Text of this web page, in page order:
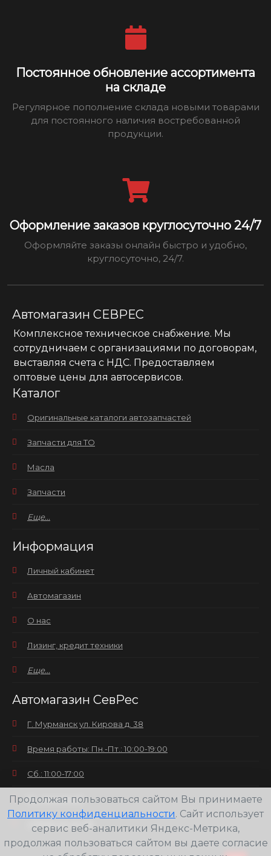
Постоянное обновление ассортимента
на складе
Регулярное пополнение склада новыми товарами
для постоянного наличия востребованной
продукции.
Оформление заказов круглосуточно 24/7
Оформляйте заказы онлайн быстро и удобно,
круглосуточно, 24/7.
Автомагазин СЕВРЕС
Комплексное техническое снабжение. Мы
сотрудничаем с организациями по договорам,
выставляя счета с НДС. Предоставляем
оптовые цены для автосервисов.
Каталог
Оригинальные каталоги автозапчастей
Запчасти для ТО
Масла
Запчасти
Еще...
Информация
Личный кабинет
Автомагазин
О нас
Лизинг, кредит техники
Еще...
Автомагазин СевРес
Г. Мурманск ул. Кирова д. 38
Время работы: Пн.-Пт.: 10:00-19:00
Сб.: 11:00-17:00
Вс.: выходной
+7(8152) 25-30-58
Продолжая пользоваться сайтом Вы принимаете
Политику конфиденциальности. Сайт использует
сервис веб-аналитики Яндекс-Метрика,
продолжая пользоваться сайтом вы даете согласие